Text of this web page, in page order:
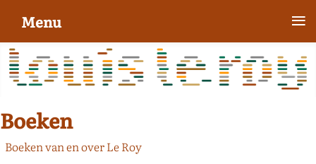
Boeken
Boeken van en over Le Roy
Menu ≡